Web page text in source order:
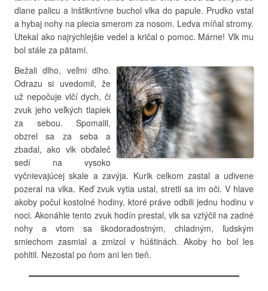
dlane palicu a inštikntívne buchol vlka do papule. Prudko vstal
a hybaj nohy na plecia smerom za nosom. Ledva míňal stromy.
Utekal ako najrýchlejšie vedel a kričal o pomoc. Márne! Vlk mu
bol stále za pätami.
Bežali dlho, veľmi dlho.
Odrazu si uvedomil, že
už nepočuje vlčí dych, či
zvuk jeho veľkých tlapiek
za sebou. Spomalil,
obzrel sa za seba a
zbadal, ako vlk obďaleč
sedí na vysoko
vyčnievajúcej skale a zavýja. Kurik celkom zastal a udivene
pozeral na vlka. Keď zvuk vytia ustal, stretli sa im oči. V hlave
akoby počul kostolné hodiny, ktoré práve odbili jednu hodinu v
noci. Akonáhle tento zvuk hodín prestal, vlk sa vztýčil na zadné
nohy a vtom sa škodoradostným, chladným, ľudským
smiechom zasmial a zmizol v húštinách. Akoby ho bol les
pohltil. Nezostal po ňom ani len tieň.